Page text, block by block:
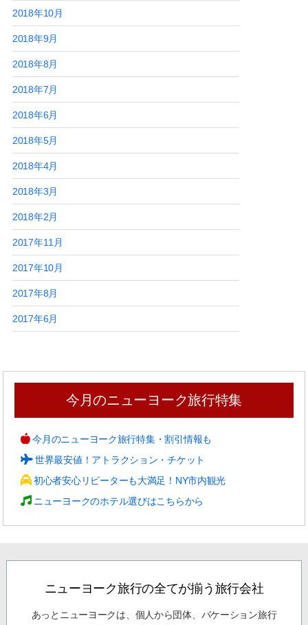
2018年10月
2018年9月
2018年8月
2018年7月
2018年6月
2018年5月
2018年4月
2018年3月
2018年2月
2017年11月
2017年10月
2017年8月
2017年6月
今月のニューヨーク旅行特集
今月のニューヨーク旅行特集・割引情報も
世界最安値！アトラクション・チケット
初心者安心リピーターも大満足！NY市内観光
ニューヨークのホテル選びはこちらから
ニューヨーク旅行の全てが揃う旅行会社
あっとニューヨークは、個人から団体、バケーション旅行